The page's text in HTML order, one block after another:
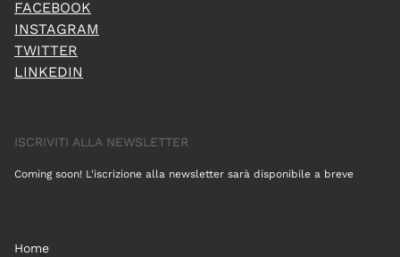
FACEBOOK
INSTAGRAM
TWITTER
LINKEDIN
ISCRIVITI ALLA NEWSLETTER
Coming soon! L'iscrizione alla newsletter sarà disponibile a breve
Home